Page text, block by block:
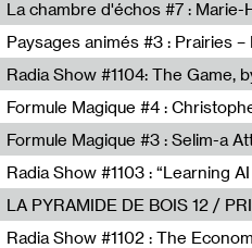
La chambre d'échos #7 : Marie-
Revue Les Chambres,Marie-
Anne Simon
Radia Show #1104: The Game,
Radio One NZ
Formule Magique #4 :
Nathalie Lacroix
Nathalie Lacroix,Selim-a Attalah
Radio Campus Bruxelles
Sammy Stein